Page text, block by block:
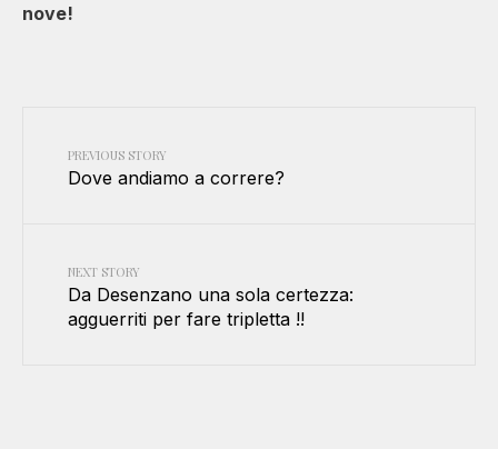
nove!
PREVIOUS STORY
Dove andiamo a correre?
NEXT STORY
Da Desenzano una sola certezza:
agguerriti per fare tripletta !!